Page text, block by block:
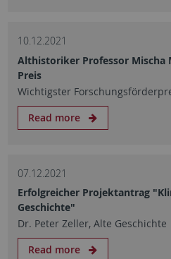
10.12.2021
Althistoriker Professor Mischa
Preis
Wichtigster
Read more
07.12.2021
Erfolgreicher Projektantrag
Geschichte"
Dr. Peter Zeller, Alte Geschichte
Read more